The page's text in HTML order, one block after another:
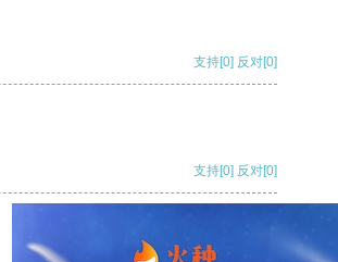
支持[0] 反对[0]
支持[0] 反对[0]